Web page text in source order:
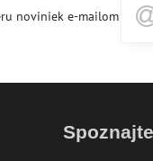
noviniek e-mailom